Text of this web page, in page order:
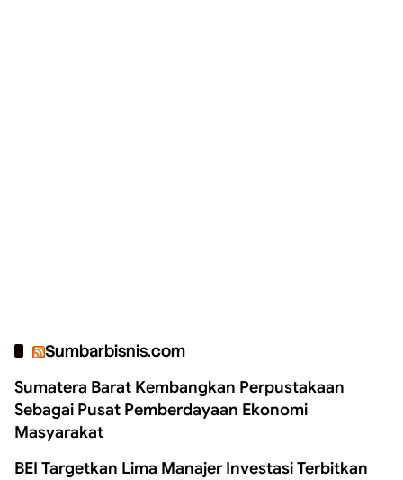
Sumbarbisnis.com
Sumatera Barat Kembangkan Perpustakaan
Sebagai Pusat Pemberdayaan Ekonomi
Masyarakat
BEI Targetkan Lima Manajer Investasi Terbitkan